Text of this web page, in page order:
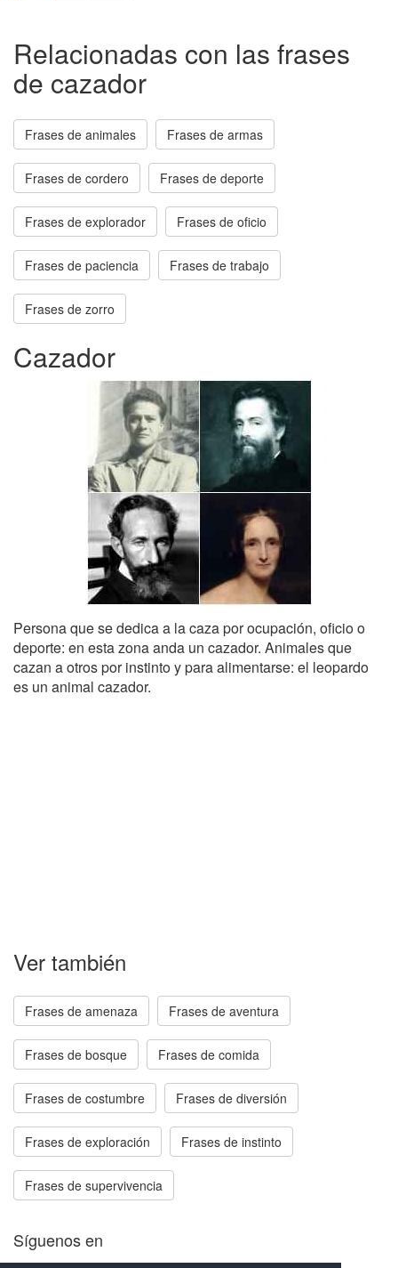
Relacionadas con las frases
de cazador
Frases de animales Frases de armas
Frases de cordero Frases de deporte
Frases de explorador Frases de oficio
Frases de paciencia Frases de trabajo
Frases de zorro
Cazador
Persona que se dedica a la caza por ocupación, oficio o
deporte: en esta zona anda un cazador. Animales que
cazan a otros por instinto y para alimentarse: el leopardo
es un animal cazador.
Ver también
Frases de amenaza Frases de aventura
Frases de bosque Frases de comida
Frases de costumbre Frases de diversión
Frases de exploración Frases de instinto
Frases de supervivencia
Síguenos en